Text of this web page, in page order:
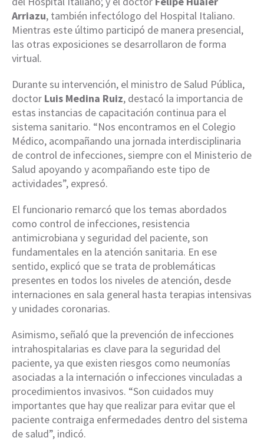
Arriazu, también infectólogo del Hospital Italiano.
Mientras este último participó de manera presencial,
las otras exposiciones se desarrollaron de forma
virtual.
Durante su intervención, el ministro de Salud Pública,
doctor Luis Medina Ruiz, destacó la importancia de
estas instancias de capacitación continua para el
sistema sanitario. “Nos encontramos en el Colegio
Médico, acompañando una jornada interdisciplinaria
de control de infecciones, siempre con el Ministerio de
Salud apoyando y acompañando este tipo de
actividades”, expresó.
El funcionario remarcó que los temas abordados
como control de infecciones, resistencia
antimicrobiana y seguridad del paciente, son
fundamentales en la atención sanitaria. En ese
sentido, explicó que se trata de problemáticas
presentes en todos los niveles de atención, desde
internaciones en sala general hasta terapias intensivas
y unidades coronarias.
Asimismo, señaló que la prevención de infecciones
intrahospitalarias es clave para la seguridad del
paciente, ya que existen riesgos como neumonías
asociadas a la internación o infecciones vinculadas a
procedimientos invasivos. “Son cuidados muy
importantes que hay que realizar para evitar que el
paciente contraiga enfermedades dentro del sistema
de salud”, indicó.